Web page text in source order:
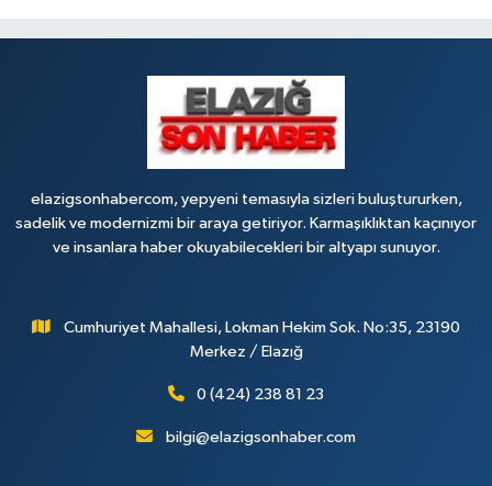
elazigsonhabercom, yepyeni temasıyla sizleri buluştururken,
sadelik ve modernizmi bir araya getiriyor. Karmaşıklıktan kaçınıyor
ve insanlara haber okuyabilecekleri bir altyapı sunuyor.
Cumhuriyet Mahallesi, Lokman Hekim Sok. No:35, 23190
Merkez / Elazığ
0 (424) 238 81 23
bilgi@elazigsonhaber.com